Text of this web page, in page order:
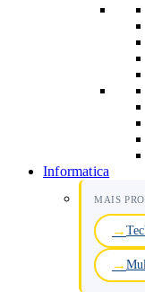
Informatica
MAIS